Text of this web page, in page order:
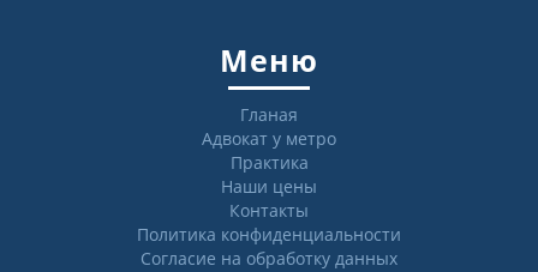
Меню
Гланая
Адвокат у метро
Практика
Наши цены
Контакты
Политика конфиденциальности
Согласие на обработку данных